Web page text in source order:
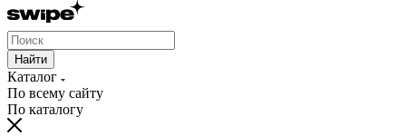
Найти
Каталог
По всему сайту
По каталогу